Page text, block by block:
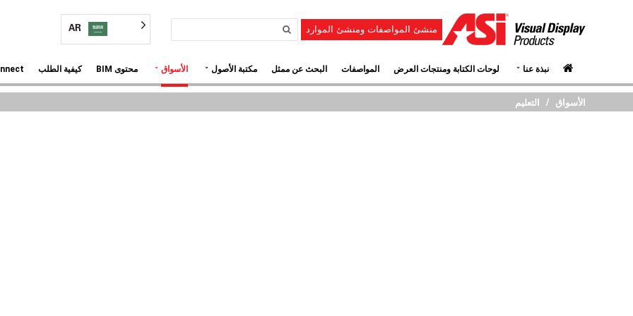
منشئ المواصفات ومنشئ الموارد AR
نبذة عنا ⌄ لوحات الكتابة ومنتجات العرض المواصفات البحث عن ممثل مكتبة الأصول ⌄ الأسواق ⌄ محتوى BIM كيفية الطلب
الأسواق التعليم